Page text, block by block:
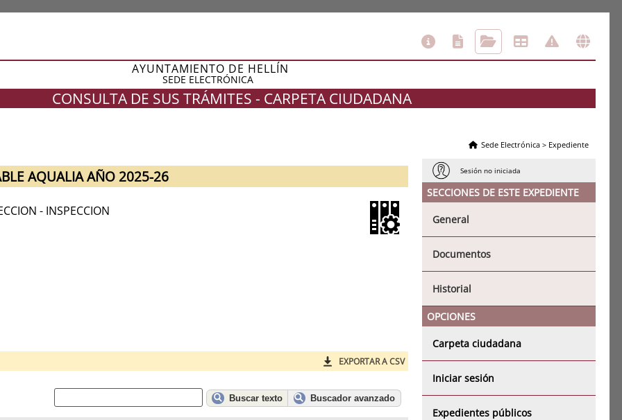
SEDE ELECTRÓNICA
AYUNTAMIENTO DE HELLÍN
CONSULTA DE SUS TRÁMITES - CARPETA CIUDADANA
Sede Electrónica > Expediente
Sesión no iniciada
SECCIONES DE ESTE EXPEDIENTE
General
Documentos
Historial
OPCIONES
Carpeta ciudadana
Iniciar sesión
Expedientes públicos
AQUALIA AÑO 2025-26
- INSPECCION
EXPORTAR A CSV
Buscar texto Buscador avanzado